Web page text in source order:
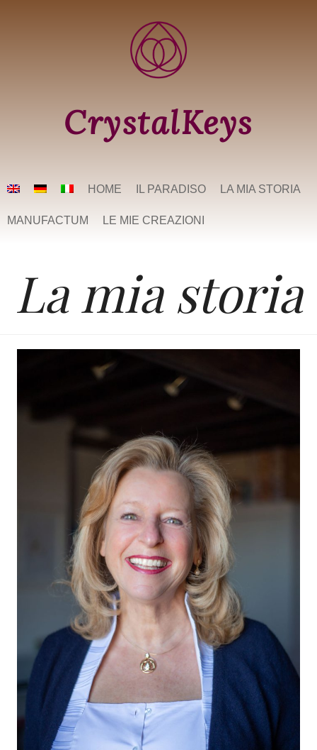
CrystalKeys
HOME IL PARADISO LA MIA STORIA
MANUFACTUM LE MIE CREAZIONI
La mia storia